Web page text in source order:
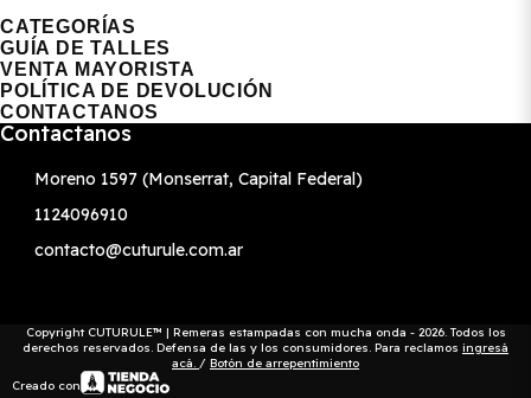
CATEGORÍAS
GUÍA DE TALLES
VENTA MAYORISTA
POLÍTICA DE DEVOLUCIÓN
CONTACTANOS
Contactanos
Moreno 1597 (Monserrat, Capital Federal)
1124096910
contacto@cuturule.com.ar
Copyright CUTURULE™ | Remeras estampadas con mucha onda - 2026. Todos los
derechos reservados. Defensa de las y los consumidores. Para reclamos ingresá
acá. / Botón de arrepentimiento
Creado con